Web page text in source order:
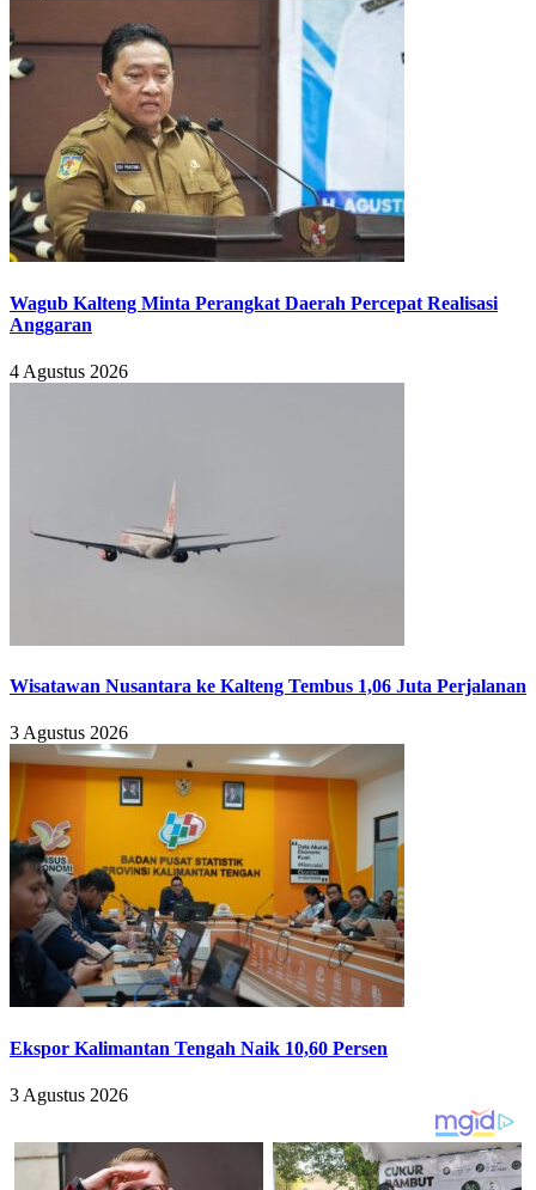
Wagub Kalteng Minta Perangkat Daerah Percepat Realisasi
Anggaran
4 Agustus 2026
Wisatawan Nusantara ke Kalteng Tembus 1,06 Juta Perjalanan
3 Agustus 2026
Ekspor Kalimantan Tengah Naik 10,60 Persen
3 Agustus 2026